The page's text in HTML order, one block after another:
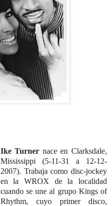
Ike Turner nace en Clarksdale,
Mississippi (5-11-31 a 12-12-
2007). Trabaja como disc-jockey
en la WROX de la localidad
cuando se une al grupo Kings of
Rhythm, cuyo primer disco,